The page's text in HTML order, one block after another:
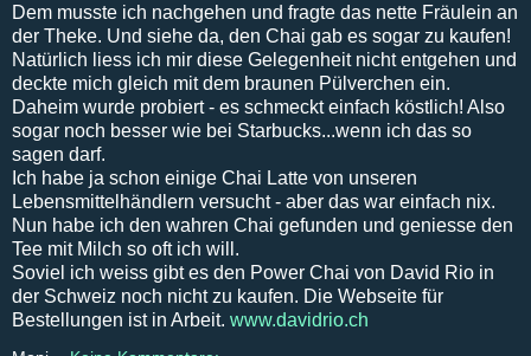
Dem musste ich nachgehen und fragte das nette Fräulein an
der Theke. Und siehe da, den Chai gab es sogar zu kaufen!
Natürlich liess ich mir diese Gelegenheit nicht entgehen und
deckte mich gleich mit dem braunen Pülverchen ein.
Daheim wurde probiert - es schmeckt einfach köstlich! Also
sogar noch besser wie bei Starbucks...wenn ich das so
sagen darf.
Ich habe ja schon einige Chai Latte von unseren
Lebensmittelhändlern versucht - aber das war einfach nix.
Nun habe ich den wahren Chai gefunden und geniesse den
Tee mit Milch so oft ich will.
Soviel ich weiss gibt es den Power Chai von David Rio in
der Schweiz noch nicht zu kaufen. Die Webseite für
Bestellungen ist in Arbeit. www.davidrio.ch